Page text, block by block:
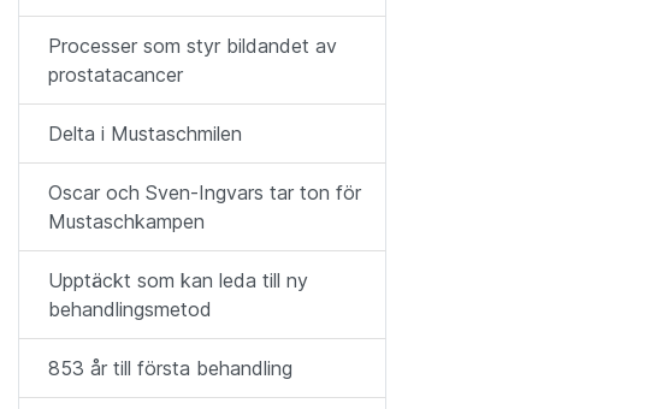
Processer som styr bildandet av
prostatacancer
Delta i Mustaschmilen
Oscar och Sven-Ingvars tar ton för
Mustaschkampen
Upptäckt som kan leda till ny
behandlingsmetod
853 år till första behandling